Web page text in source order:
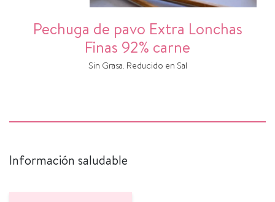
Pechuga de pavo Extra Lonchas
Finas 92% carne
Sin Grasa. Reducido en Sal
Información saludable